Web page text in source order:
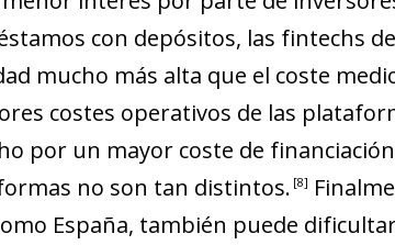
con depósitos, las fintechs
mucho más alta que el coste
costes operativos de las
por un mayor coste de
no son tan distintos. 8
España, también puede